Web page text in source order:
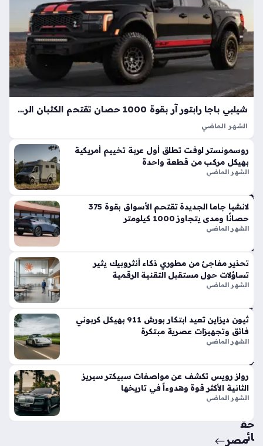
سي
ارة
الك
ة
الأك
اعت
دي
ة
فو
قاً
في
الأ
س
وا
ق
الح
ة
منذ
أسب
وع
واح
حق
ائ
شيلبي باجا رابتور آر بقوة 1000 حصان تقتحم الكثبان الرملية بأداء خارق
الشهر الماضي
المفرطة التي تكسر حواجز الأداء التقليدية في شاحنات البيك أب، إذ
ارتقت بهذه الفئة إلى مستويات غير مسبوقة بفضل تعديلات…
روسمونستر لوفت تطلق أول عربة تخييم أمريكية
بهيكل مركب من قطعة واحدة
الشهر الماضي
لانشيا جاما الجديدة تقتحم الأسواق بقوة 375
حصانًا ومدى يتجاوز 1000 كيلومتر
الشهر الماضي
تحذير مفاجئ من مطوري ذكاء أنثروبيك يثير
تساؤلات حول مستقبل التقنية الرقمية
الشهر الماضي
ثيون ديزاين تعيد ابتكار بورش 911 بهيكل كربوني
فائق وتجهيزات عصرية مبتكرة
الشهر الماضي
رولز رويس تكشف عن مواصفات سبيكتر سيريز
الثانية الأكثر قوة وهدوءاً في تاريخها
الشهر الماضي
مصر